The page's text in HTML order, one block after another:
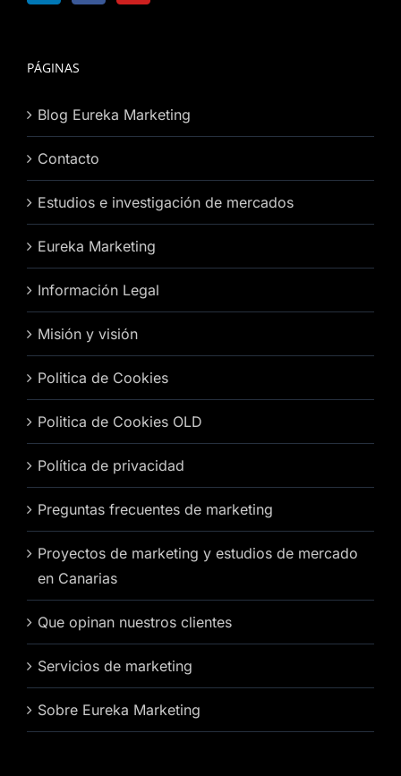
PÁGINAS
Blog Eureka Marketing
Contacto
Estudios e investigación de mercados
Eureka Marketing
Información Legal
Misión y visión
Politica de Cookies
Politica de Cookies OLD
Política de privacidad
Preguntas frecuentes de marketing
Proyectos de marketing y estudios de mercado
en Canarias
Que opinan nuestros clientes
Servicios de marketing
Sobre Eureka Marketing